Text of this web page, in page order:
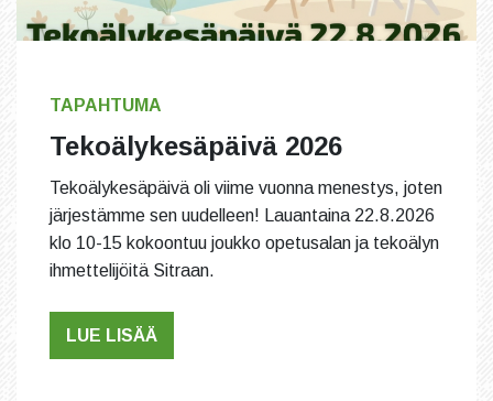
TAPAHTUMA
Tekoälykesäpäivä 2026
Tekoälykesäpäivä oli viime vuonna menestys, joten
järjestämme sen uudelleen! Lauantaina 22.8.2026
klo 10-15 kokoontuu joukko opetusalan ja tekoälyn
ihmettelijöitä Sitraan.
LUE LISÄÄ